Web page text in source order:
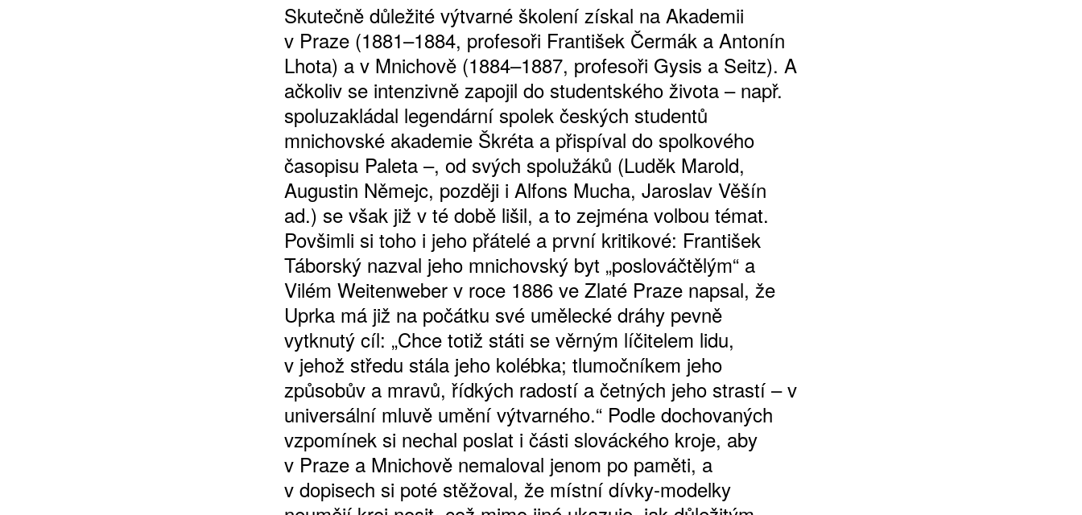
Skutečně důležité výtvarné školení získal na Akademii
v Praze (1881–1884, profesoři František Čermák a Antonín
Lhota) a v Mnichově (1884–1887, profesoři Gysis a Seitz). A
ačkoliv se intenzivně zapojil do studentského života – např.
spoluzakládal legendární spolek českých studentů
mnichovské akademie Škréta a přispíval do spolkového
časopisu Paleta –, od svých spolužáků (Luděk Marold,
Augustin Němejc, později i Alfons Mucha, Jaroslav Věšín
ad.) se však již v té době lišil, a to zejména volbou témat.
Povšimli si toho i jeho přátelé a první kritikové: František
Táborský nazval jeho mnichovský byt „poslováčtělým“ a
Vilém Weitenweber v roce 1886 ve Zlaté Praze napsal, že
Uprka má již na počátku své umělecké dráhy pevně
vytknutý cíl: „Chce totiž státi se věrným líčitelem lidu,
v jehož středu stála jeho kolébka; tlumočníkem jeho
způsobův a mravů, řídkých radostí a četných jeho strastí – v
universální mluvě umění výtvarného.“ Podle dochovaných
vzpomínek si nechal poslat i části slováckého kroje, aby
v Praze a Mnichově nemaloval jenom po paměti, a
v dopisech si poté stěžoval, že místní dívky-modelky